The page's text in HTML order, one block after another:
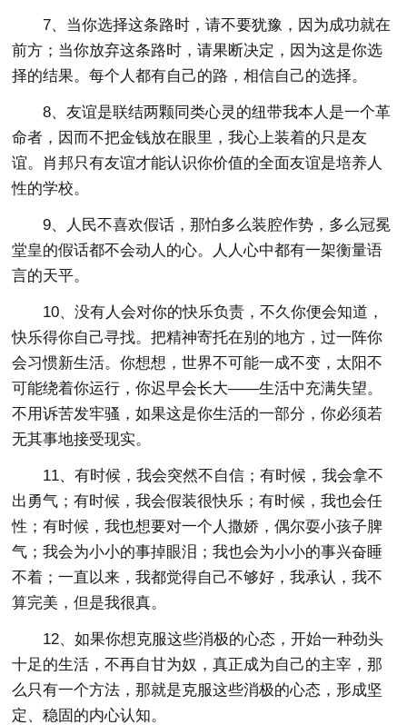
7、当你选择这条路时，请不要犹豫，因为成功就在
前方；当你放弃这条路时，请果断决定，因为这是你选
择的结果。每个人都有自己的路，相信自己的选择。
8、友谊是联结两颗同类心灵的纽带我本人是一个革
命者，因而不把金钱放在眼里，我心上装着的只是友
谊。肖邦只有友谊才能认识你价值的全面友谊是培养人
性的学校。
9、人民不喜欢假话，那怕多么装腔作势，多么冠冕
堂皇的假话都不会动人的心。人人心中都有一架衡量语
言的天平。
10、没有人会对你的快乐负责，不久你便会知道，
快乐得你自己寻找。把精神寄托在别的地方，过一阵你
会习惯新生活。你想想，世界不可能一成不变，太阳不
可能绕着你运行，你迟早会长大——生活中充满失望。
不用诉苦发牢骚，如果这是你生活的一部分，你必须若
无其事地接受现实。
11、有时候，我会突然不自信；有时候，我会拿不
出勇气；有时候，我会假装很快乐；有时候，我也会任
性；有时候，我也想要对一个人撒娇，偶尔耍小孩子脾
气；我会为小小的事掉眼泪；我也会为小小的事兴奋睡
不着；一直以来，我都觉得自己不够好，我承认，我不
算完美，但是我很真。
12、如果你想克服这些消极的心态，开始一种劲头
十足的生活，不再自甘为奴，真正成为自己的主宰，那
么只有一个方法，那就是克服这些消极的心态，形成坚
定、稳固的内心认知。